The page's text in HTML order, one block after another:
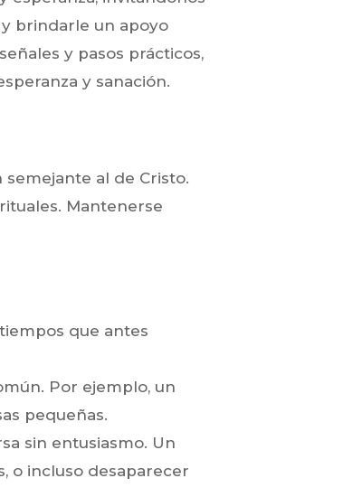
brindarle un apoyo
y pasos prácticos,
y sanación.
al de Cristo.
Mantenerse
que antes
Por ejemplo, un
pequeñas.
sin entusiasmo. Un
o incluso desaparecer